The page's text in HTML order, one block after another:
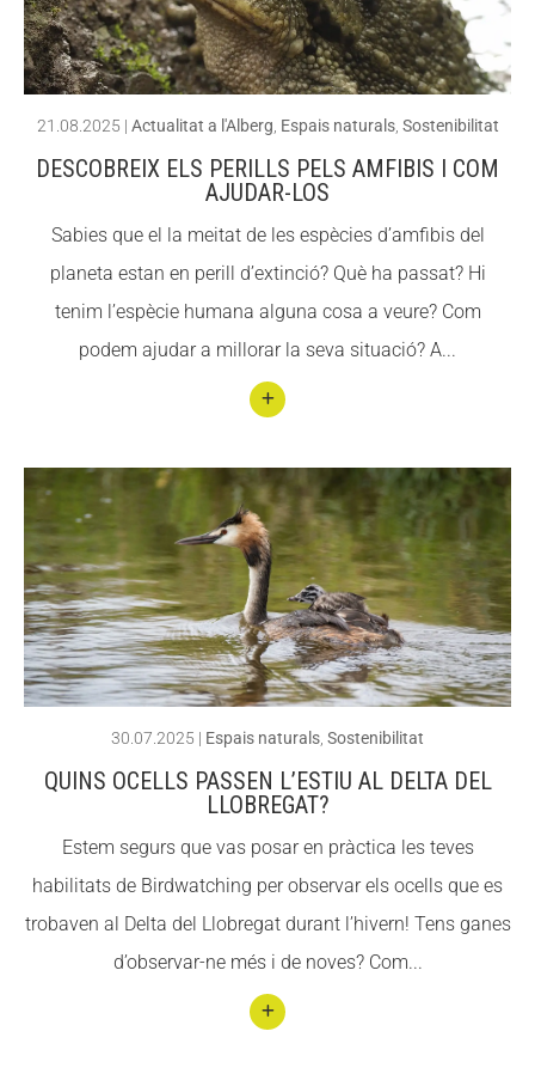
21.08.2025 | Actualitat a l'Alberg Espais naturals, Sostenibilitat
DESCOBREIX ELS PERILLS PELS AMFIBIS I COM
AJUDAR-LOS
Sabies que el la meitat de les espècies d’amfibis del
planeta estan en perill d’extinció? Què ha passat? Hi
tenim l’espècie humana alguna cosa a veure? Com
podem ajudar a millorar la seva situació? A...
nuar
llegin
t
Desc
obrei
x els
perill
amfi
ar-los
30.07.2025 | Espais naturals Sostenibilitat
QUINS OCELLS PASSEN L’ESTIU AL DELTA DEL
LLOBREGAT?
Estem segurs que vas posar en pràctica les teves
habilitats de Birdwatching per observar els ocells que es
trobaven al Delta del Llobregat durant l’hivern! Tens ganes
d’observar-ne més i de noves? Com...
ACCIÓ SOCIAL I JOVES
ESPLAIS
SUPORT TERCER SECTOR
CONEIX FUNDESPLAI
La Fundació
L'equip
Els comptes clars
Proposta educativa
ACTUALITAT
ACCIÓ SOCIAL I JOVES
ESPLAIS
SUPORT TERCER SECTOR
CONEIX FUNDESPLAI
La Fundació
L'equip
Els comptes clars
Proposta educativa
ACTUALITAT